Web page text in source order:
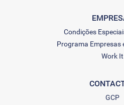
Condições
Programa Empresas
Work It
GCP